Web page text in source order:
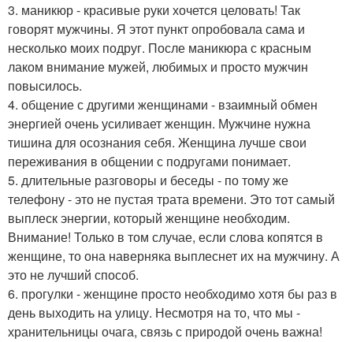
3. маникюр - красивые руки хочется целовать! Так
говорят мужчины. Я этот пункт опробовала сама и
несколько моих подруг. После маникюра с красным
лаком внимание мужей, любимых и просто мужчин
повысилось.
4. общение с другими женщинами - взаимный обмен
энергией очень усиливает женщин. Мужчине нужна
тишина для осознания себя. Женщина лучше свои
переживания в общении с подругами понимает.
5. длительные разговоры и беседы - по тому же
телефону - это не пустая трата времени. Это тот самый
выплеск энергии, который женщине необходим.
Внимание! Только в том случае, если слова копятся в
женщине, то она наверняка выплеснет их на мужчину. А
это не лучший способ.
6. прогулки - женщине просто необходимо хотя бы раз в
день выходить на улицу. Несмотря на то, что мы -
хранительницы очага, связь с природой очень важна!